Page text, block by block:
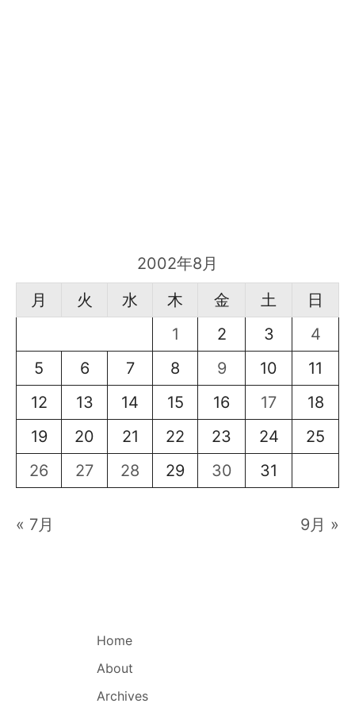
2002年8月
月
火 水 木 金 土
日
1
2 3
4
5
6 7 8 9 10
11
12
13 14 15 16 17
18
19
20 21 22 23 24
25
26
27 28 29 30 31
« 7月 9月 »
Home
About
Archives